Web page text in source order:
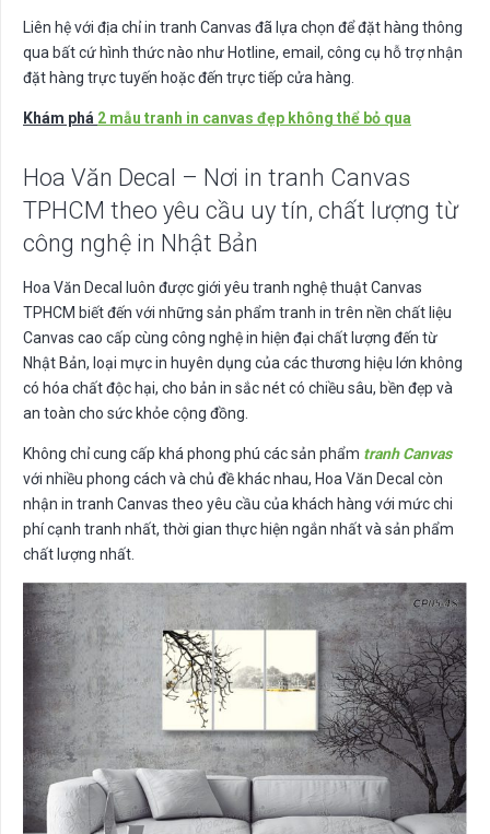
Liên hệ với địa chỉ in tranh Canvas đã lựa chọn để đặt hàng thông
qua bất cứ hình thức nào như Hotline, email, công cụ hỗ trợ nhận
đặt hàng trực tuyến hoặc đến trực tiếp cửa hàng.
Khám phá 2 mẫu tranh in canvas đẹp không thể bỏ qua
Hoa Văn Decal – Nơi in tranh Canvas
TPHCM theo yêu cầu uy tín, chất lượng từ
công nghệ in Nhật Bản
Hoa Văn Decal luôn được giới yêu tranh nghệ thuật Canvas
TPHCM biết đến với những sản phẩm tranh in trên nền chất liệu
Canvas cao cấp cùng công nghệ in hiện đại chất lượng đến từ
Nhật Bản, loại mực in huyên dụng của các thương hiệu lớn không
có hóa chất độc hại, cho bản in sắc nét có chiều sâu, bền đẹp và
an toàn cho sức khỏe cộng đồng.
Không chỉ cung cấp khá phong phú các sản phẩm tranh Canvas
với nhiều phong cách và chủ đề khác nhau, Hoa Văn Decal còn
nhận in tranh Canvas theo yêu cầu của khách hàng với mức chi
phí cạnh tranh nhất, thời gian thực hiện ngắn nhất và sản phẩm
chất lượng nhất.